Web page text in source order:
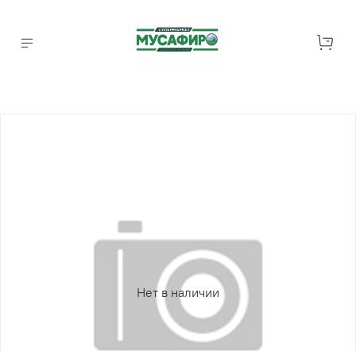
Нет в наличии